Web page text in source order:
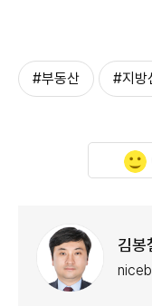
#부동산 #지방
김봉